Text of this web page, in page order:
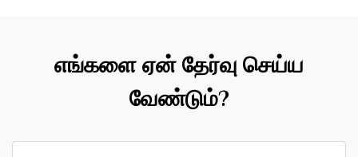
எங்களை ஏன் தேர்வு செய்ய
வேண்டும்?